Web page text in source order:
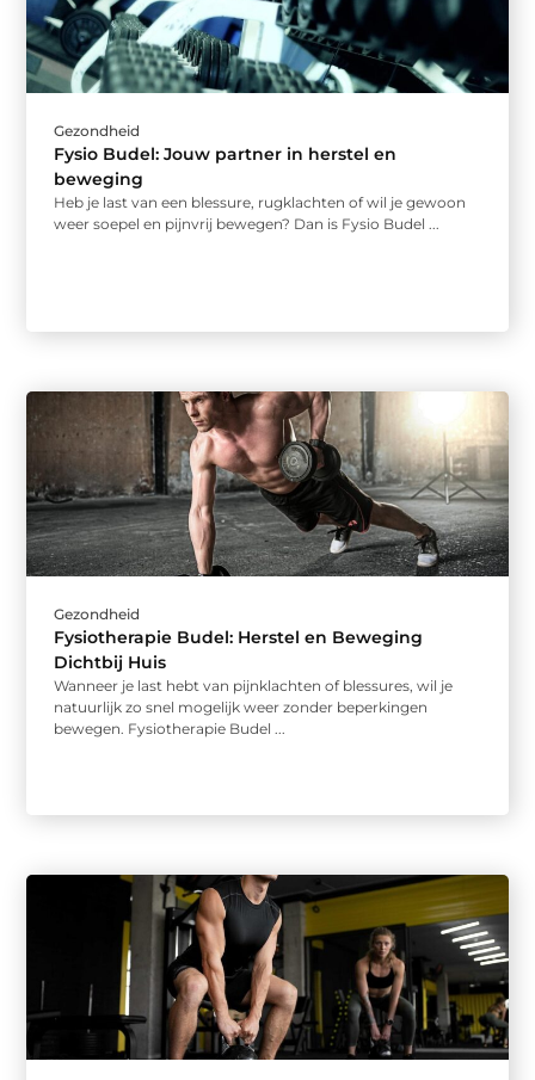
Gezondheid
Fysio Budel: Jouw partner in herstel en
beweging
Heb je last van een blessure, rugklachten of wil je gewoon
weer soepel en pijnvrij bewegen? Dan is Fysio Budel ...
Gezondheid
Fysiotherapie Budel: Herstel en Beweging
Dichtbij Huis
Wanneer je last hebt van pijnklachten of blessures, wil je
natuurlijk zo snel mogelijk weer zonder beperkingen
bewegen. Fysiotherapie Budel ...